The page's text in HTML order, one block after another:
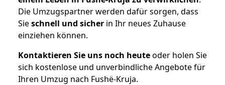
Die Umzugspartner werden dafür sorgen, dass
Sieschnell und sicher in Ihr neues Zuhause
einziehen können.
Kontaktieren Sie uns noch heuteoder holen Sie
sich kostenlose und unverbindliche Angebote für
Ihren Umzug nach Fushë-Kruja.